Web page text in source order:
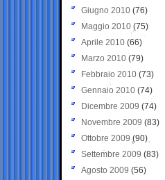
Giugno 2010 (76)
Maggio 2010 (75)
Aprile 2010 (66)
Marzo 2010 (79)
Febbraio 2010 (73)
Gennaio 2010 (74)
Dicembre 2009 (74)
Novembre 2009 (83)
Ottobre 2009 (90)
Settembre 2009 (83)
Agosto 2009 (56)